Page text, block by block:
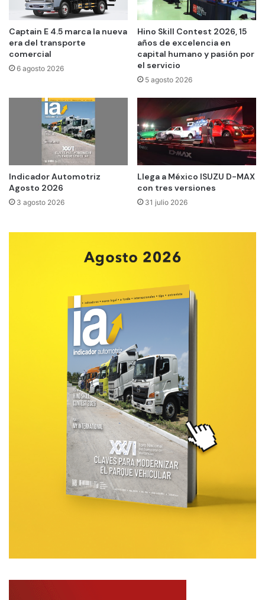
Captain E 4.5 marca la nueva
era del transporte
comercial
6 agosto 2026
Hino Skill Contest 2026, 15
años de excelencia en
capital humano y pasión por
el servicio
5 agosto 2026
Indicador Automotriz
Agosto 2026
3 agosto 2026
Llega a México ISUZU D-MAX
con tres versiones
31 julio 2026